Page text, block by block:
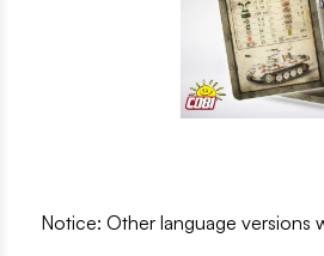
Notice: Other language versions